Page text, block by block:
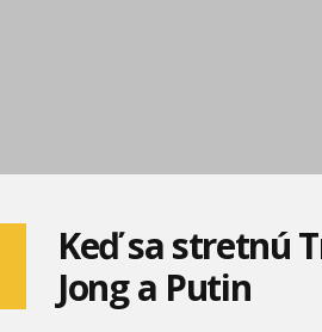
Keď sa stretnú
Jong a Putin